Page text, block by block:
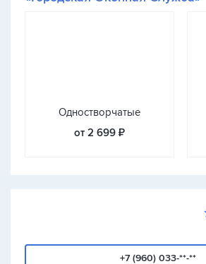
Одностворчатые
от 2 699 ₽
+7 (960) 033-**-**